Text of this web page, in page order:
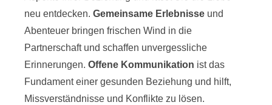
neu entdecken. Gemeinsame Erlebnisse und
Abenteuer bringen frischen Wind in die
Partnerschaft und schaffen unvergessliche
Erinnerungen. Offene Kommunikation ist das
Fundament einer gesunden Beziehung und hilft,
Missverständnisse und Konflikte zu lösen.